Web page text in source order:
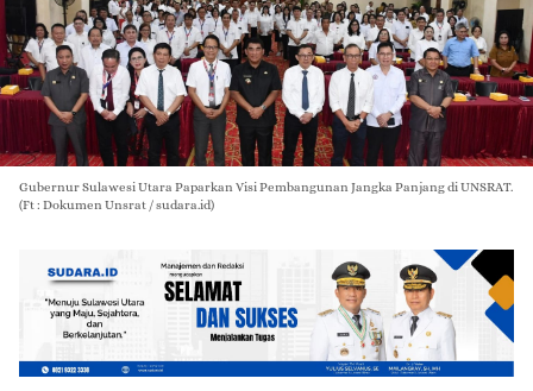
Gubernur Sulawesi Utara Paparkan Visi Pembangunan Jangka Panjang di UNSRAT.
(Ft : Dokumen Unsrat / sudara.id)